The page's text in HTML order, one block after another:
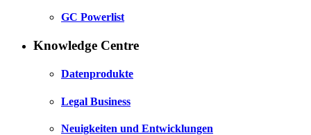
GC Powerlist
Knowledge Centre
Datenprodukte
Legal Business
Neuigkeiten und Entwicklungen